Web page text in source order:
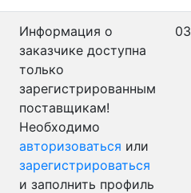
Информация о
заказчике доступна
только
зарегистрированным
поставщикам!
Необходимо
авторизоваться или
зарегистрироваться
и заполнить профиль